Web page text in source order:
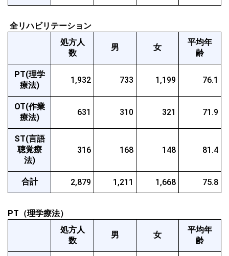
全リハビリテーション
処方人
数
男 女
平均年
齢
PT(理学
療法)
1,932 733 1,199 76.1
OT(作業
療法)
631 310 321 71.9
ST(言語
聴覚療
法)
316 168 148 81.4
合計 2,879 1,211 1,668 75.8
PT（理学療法）
処方人
数
男 女
平均年
齢